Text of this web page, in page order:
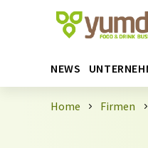
NEWS
Home Firmen